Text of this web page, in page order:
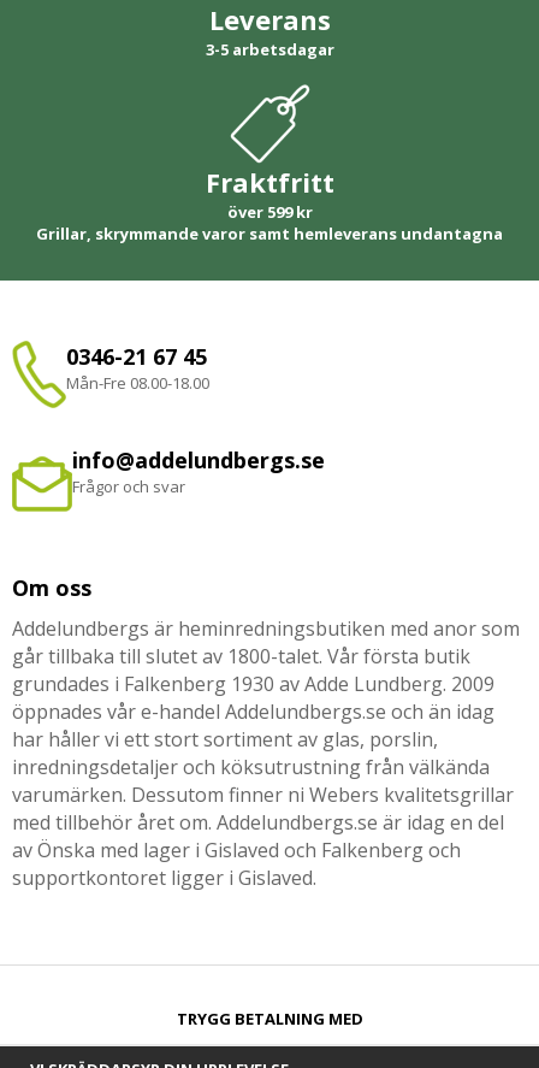
Leverans
3-5 arbetsdagar
Fraktfritt
över 599 kr
Grillar, skrymmande varor samt hemleverans undantagna
0346-21 67 45
Mån-Fre 08.00-18.00
info@addelundbergs.se
Frågor och svar
Om oss
Addelundbergs är heminredningsbutiken med anor som
går tillbaka till slutet av 1800-talet. Vår första butik
grundades i Falkenberg 1930 av Adde Lundberg. 2009
öppnades vår e-handel Addelundbergs.se och än idag
har håller vi ett stort sortiment av glas, porslin,
inredningsdetaljer och köksutrustning från välkända
varumärken. Dessutom finner ni Webers kvalitetsgrillar
med tillbehör året om. Addelundbergs.se är idag en del
av Önska med lager i Gislaved och Falkenberg och
supportkontoret ligger i Gislaved.
TRYGG BETALNING MED​